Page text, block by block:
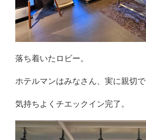
落ち着いたロビー。
ホテルマンはみなさん、実に親切で
気持ちよくチエックイン完了。